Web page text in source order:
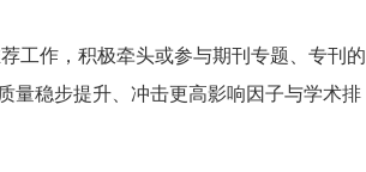
工作，积极牵头或参与期刊专题、专刊的
量稳步提升、冲击更高影响因子与学术排